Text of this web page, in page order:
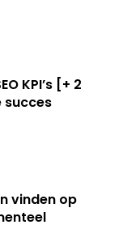
KPI’s [+ 2
succes
vinden op